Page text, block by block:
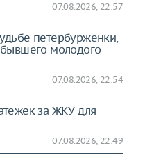
07.08.2026, 22:57
петербурженки,
молодого
07.08.2026, 22:54
за ЖКУ для
07.08.2026, 22:49